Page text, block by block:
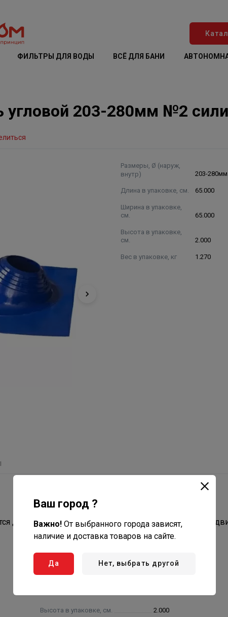
ФИЛЬТРЫ ДЛЯ ВОДЫ ВСЁ ДЛЯ БАНИ
угловой 203-280мм №2
Размеры, Ø (наруж,
внутр)
203-280мм
Длина в упаковке, см. 65.000
Ширина в упаковке,
см.
65.000
Высота в упаковке,
см.
2.000
Вес в упаковке, кг 1.270
для герметизации крыши в месте выхода из неё
Высота в упаковке, см. 2.000
Ваш город ?
Важно! От выбранного города зависят,
наличие и доставка товаров на сайте.
Да Нет, выбрать другой